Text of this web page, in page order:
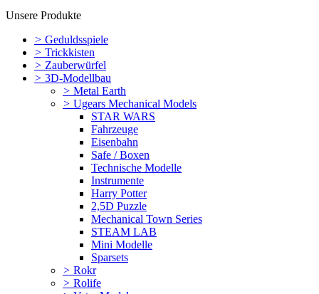
Unsere Produkte
> Geduldsspiele
> Trickkisten
> Zauberwürfel
> 3D-Modellbau
> Metal Earth
> Ugears Mechanical Models
STAR WARS
Fahrzeuge
Eisenbahn
Safe / Boxen
Technische Modelle
Instrumente
Harry Potter
2,5D Puzzle
Mechanical Town Series
STEAM LAB
Mini Modelle
Sparsets
> Rokr
> Rolife